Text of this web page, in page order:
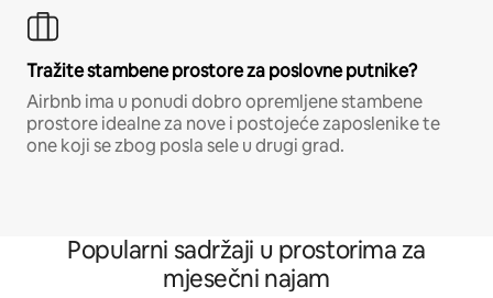
Tražite stambene prostore za poslovne putnike?
Airbnb ima u ponudi dobro opremljene stambene
prostore idealne za nove i postojeće zaposlenike te
one koji se zbog posla sele u drugi grad.
Popularni sadržaji u prostorima za
mjesečni najam